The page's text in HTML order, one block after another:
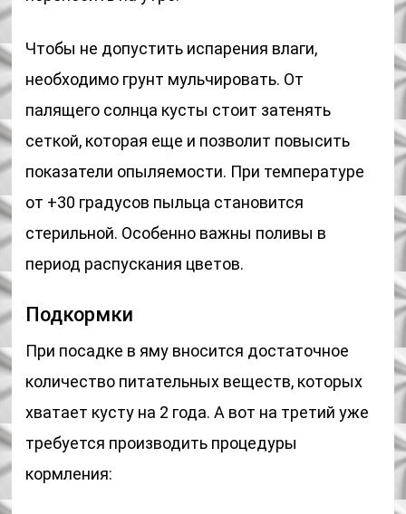
Чтобы не допустить испарения влаги,
необходимо грунт мульчировать. От
палящего солнца кусты стоит затенять
сеткой, которая еще и позволит повысить
показатели опыляемости. При температуре
от +30 градусов пыльца становится
стерильной. Особенно важны поливы в
период распускания цветов.
Подкормки
При посадке в яму вносится достаточное
количество питательных веществ, которых
хватает кусту на 2 года. А вот на третий уже
требуется производить процедуры
кормления: